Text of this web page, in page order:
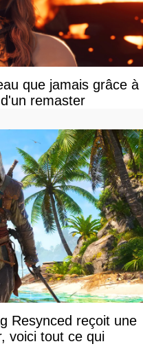
que jamais grâce à
remaster
Resynced reçoit une
voici tout ce qui